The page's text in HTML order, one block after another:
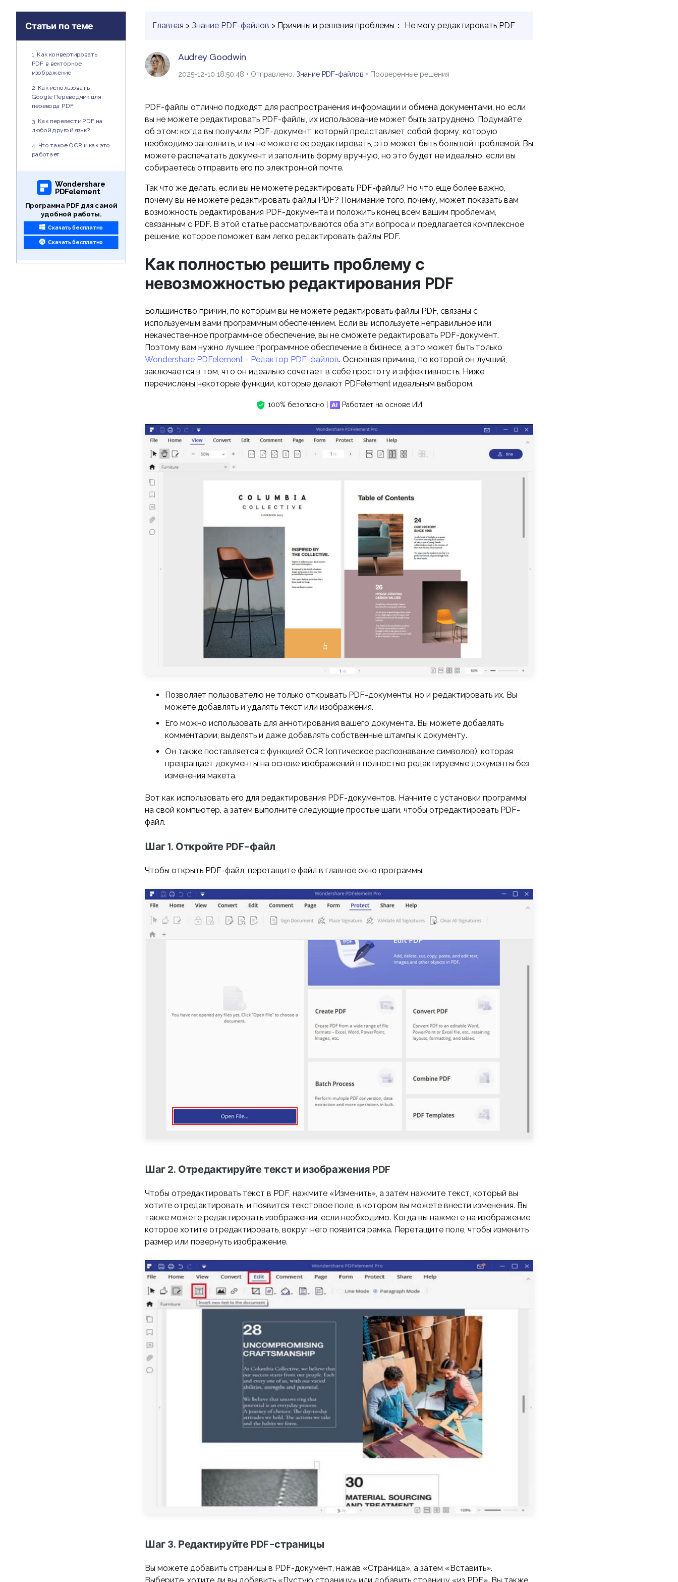
PDF
PDF
Статьи по теме
1. Как конвертировать
PDF в векторное
изображение
2. Как использовать
Google Переводчик для
перевода PDF
3. Как перевести PDF на
любой другой язык?
4. Что такое OCR и как это
работает
Wondershare
PDFelement
Программа PDF для самой
удобной работы.
Скачать бесплатно
Скачать бесплатно
Главная > Знание PDF-файлов > Причины и решения проблемы： Не могу редактировать PDF
Audrey Goodwin
2025-12-10 18:50:48 • Отправлено: Знание PDF-файлов • Проверенные решения
PDF-файлы отлично подходят для распространения информации и обмена документами, но если
вы не можете редактировать PDF-файлы, их использование может быть затруднено. Подумайте
об этом: когда вы получили PDF-документ, который представляет собой форму, которую
необходимо заполнить, и вы не можете ее редактировать, это может быть большой проблемой. Вы
можете распечатать документ и заполнить форму вручную, но это будет не идеально, если вы
собираетесь отправить его по электронной почте.
Так что же делать, если вы не можете редактировать PDF-файлы? Но что еще более важно,
почему вы не можете редактировать файлы PDF? Понимание того, почему, может показать вам
возможность редактирования PDF-документа и положить конец всем вашим проблемам,
связанным с PDF. В этой статье рассматриваются оба эти вопроса и предлагается комплексное
решение, которое поможет вам легко редактировать файлы PDF.
Как полностью решить проблему с
невозможностью редактирования PDF
Большинство причин, по которым вы не можете редактировать файлы PDF, связаны с
используемым вами программным обеспечением. Если вы используете неправильное или
некачественное программное обеспечение, вы не сможете редактировать PDF-документ.
Поэтому вам нужно лучшее программное обеспечение в бизнесе, а это может быть только
Wondershare PDFelement - Редактор PDF-файлов. Основная причина, по которой он лучший,
заключается в том, что он идеально сочетает в себе простоту и эффективность. Ниже
перечислены некоторые функции, которые делают PDFelement идеальным выбором.
100% безопасно | Работает на основе ИИ
Позволяет пользователю не только открывать PDF-документы, но и редактировать их. Вы
можете добавлять и удалять текст или изображения.
Его можно использовать для аннотирования вашего документа. Вы можете добавлять
комментарии, выделять и даже добавлять собственные штампы к документу.
Он также поставляется с функцией OCR (оптическое распознавание символов), которая
превращает документы на основе изображений в полностью редактируемые документы без
изменения макета.
Вот как использовать его для редактирования PDF-документов. Начните с установки программы
на свой компьютер, а затем выполните следующие простые шаги, чтобы отредактировать PDF-
файл.
Шаг 1. Откройте PDF-файл
Чтобы открыть PDF-файл, перетащите файл в главное окно программы.
Шаг 2. Отредактируйте текст и изображения PDF
Чтобы отредактировать текст в PDF, нажмите «Изменить», а затем нажмите текст, который вы
хотите отредактировать, и появится текстовое поле, в котором вы можете внести изменения. Вы
также можете редактировать изображения, если необходимо. Когда вы нажмете на изображение,
которое хотите отредактировать, вокруг него появится рамка. Перетащите поле, чтобы изменить
размер или повернуть изображение.
Шаг 3. Редактируйте PDF-страницы
Вы можете добавить страницы в PDF-документ, нажав «Страница», а затем «Вставить».